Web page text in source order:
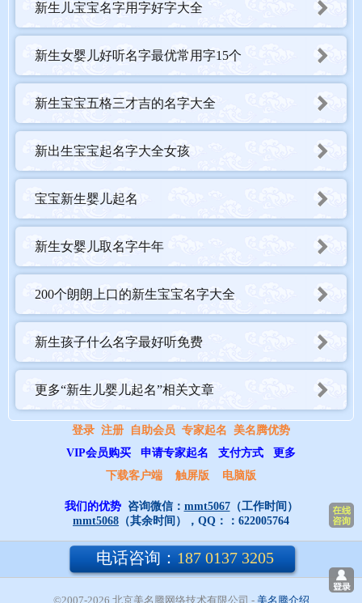
意思，例如，赵一曼。詹曼华等。又有曼丽，意即美丽，语见《后
汉书•杜笃传》引《论都赋》云：“曼丽之容，不悦于目；郑卫之
声，不过于耳。”
新出生宝宝起名字女大全
名字对女孩来说是比较重要的，在给女宝宝起名的时候，大家都希
望女宝宝的名字，代表一种积极向上，寓意美好，生活富贵，德艺
双馨，人生一帆风顺，幸福美满，这样种寓意的名字。
锦亭 子涵 雪曼 紫璨
北书 盛歆 淑姝 杰宝
曼琪 嘉霖 玮莉 清水
学鑫 绵婷 小敏 嘉茹
新生儿宝宝名字用字好字大全
新生女婴儿好听名字最优常用字15个
新生宝宝五格三才吉的名字大全
新出生宝宝起名字大全女孩
宝宝新生婴儿起名
新生女婴儿取名字牛年
200个朗朗上口的新生宝宝名字大全
新生孩子什么名字最好听免费
更多“新生儿婴儿起名”相关文章
登录 注册 自助会员 专家起名 美名腾优势
VIP会员购买
申请专家起名 支付方式
更多
下载客户端
触屏版 电脑版
我们的优势 咨询微信： mmt5067（工作时间）
mmt5068 （其余时间），QQ：： 622005764
电话咨询： 187 0137 3205
©2007-2026 北京美名腾网络技术有限公司 - 美名腾介绍